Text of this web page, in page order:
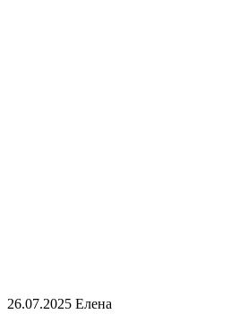
26.07.2025 Елена